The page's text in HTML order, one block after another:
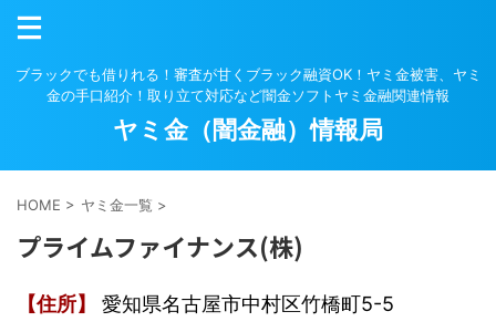
ブラックでも借りれる！審査が甘くブラック融資OK！ヤミ金被害、ヤミ
金の手口紹介！取り立て対応など闇金ソフトヤミ金融関連情報
ヤミ金（闇金融）情報局
HOME > ヤミ金一覧 >
プライムファイナンス(株)
【住所】 愛知県名古屋市中村区竹橋町5-5